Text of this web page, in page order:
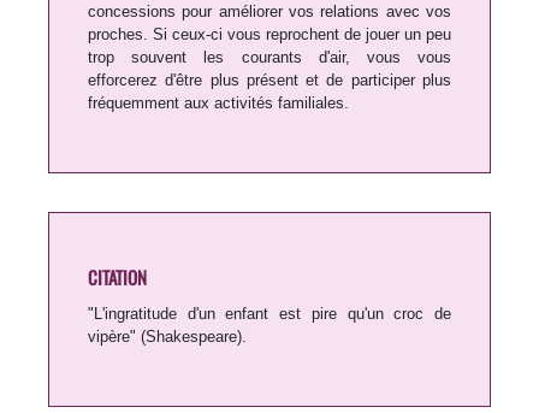
concessions pour améliorer vos relations avec vos
proches. Si ceux-ci vous reprochent de jouer un peu
trop souvent les courants d'air, vous vous
efforcerez d'être plus présent et de participer plus
fréquemment aux activités familiales.
CITATION
"L'ingratitude d'un enfant est pire qu'un croc de
vipère" (Shakespeare).